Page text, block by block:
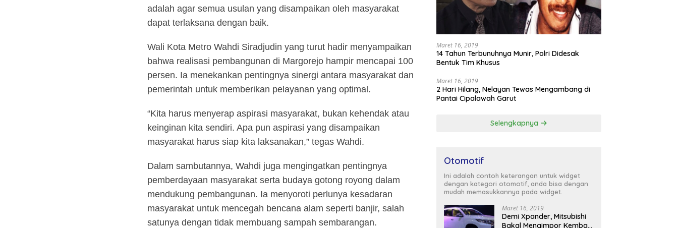
adalah agar semua usulan yang disampaikan oleh masyarakat
dapat terlaksana dengan baik.
Wali Kota Metro Wahdi Siradjudin yang turut hadir menyampaikan
bahwa realisasi pembangunan di Margorejo hampir mencapai 100
persen. Ia menekankan pentingnya sinergi antara masyarakat dan
pemerintah untuk memberikan pelayanan yang optimal.
“Kita harus menyerap aspirasi masyarakat, bukan kehendak atau
keinginan kita sendiri. Apa pun aspirasi yang disampaikan
masyarakat harus siap kita laksanakan,” tegas Wahdi.
Dalam sambutannya, Wahdi juga mengingatkan pentingnya
pemberdayaan masyarakat serta budaya gotong royong dalam
mendukung pembangunan. Ia menyoroti perlunya kesadaran
masyarakat untuk mencegah bencana alam seperti banjir, salah
satunya dengan tidak membuang sampah sembarangan.
Maret 16, 2019
14 Tahun Terbunuhnya Munir, Polri Didesak
Bentuk Tim Khusus
Maret 16, 2019
2 Hari Hilang, Nelayan Tewas Mengambang di
Pantai Cipalawah Garut
Selengkapnya
Otomotif
Ini adalah contoh keterangan untuk widget
dengan kategori otomotif, anda bisa dengan
mudah memasukkannya pada widget.
Maret 16, 2019
Demi Xpander, Mitsubishi
Bakal Mengimpor Kembali